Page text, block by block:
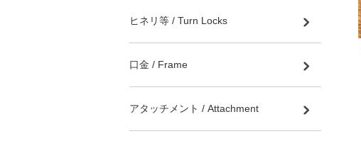
ヒネリ等 / Turn Locks
口金 / Frame
アタッチメント / Attachment